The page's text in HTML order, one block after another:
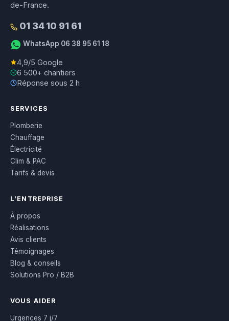
de-France.
01 34 10 91 61
WhatsApp 06 38 95 61 18
4,9/5 Google
6 500+ chantiers
Réponse sous 2 h
SERVICES
Plomberie
Chauffage
Électricité
Clim & PAC
Tarifs & devis
L’ENTREPRISE
À propos
Réalisations
Avis clients
Témoignages
Blog & conseils
Solutions Pro / B2B
VOUS AIDER
Urgences 7 j/7